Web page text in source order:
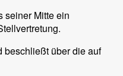
seiner Mitte ein
beschließt über die auf